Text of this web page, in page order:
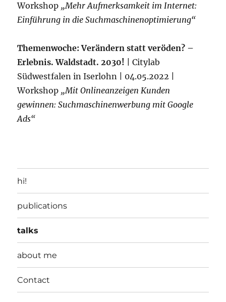
Workshop „Mehr Aufmerksamkeit im Internet:
Einführung in die Suchmaschinenoptimierung“
Themenwoche: Verändern statt veröden? –
Erlebnis. Waldstadt. 2030!
| Citylab
Südwestfalen in Iserlohn | 04.05.2022 |
Workshop „Mit Onlineanzeigen Kunden
gewinnen: Suchmaschinenwerbung mit Google
Ads“
hi!
publications
talks
about me
Contact